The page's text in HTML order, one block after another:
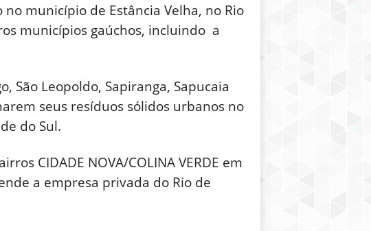
município de Estância Velha, no Rio
municípios gaúchos, incluindo a
São Leopoldo, Sapiranga, Sapucaia
seus resíduos sólidos urbanos no
do Sul.
CIDADE NOVA/COLINA VERDE em
a empresa privada do Rio de